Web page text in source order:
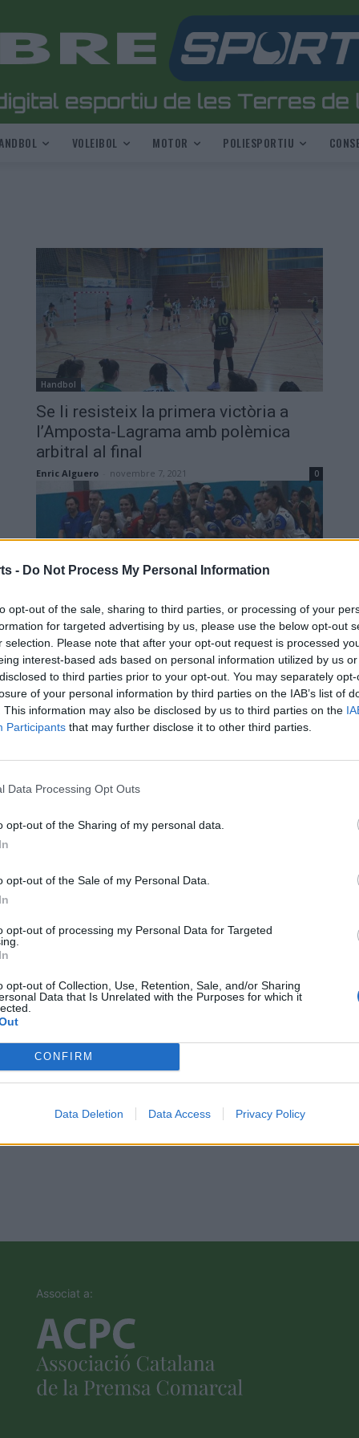
- Do Not Process My Personal Information
opt-out of the sale, sharing to third parties, or processing of your
for targeted advertising by us, please use the below opt-out
selection. Please note that after your opt-out request is processed
interest-based ads based on personal information utilized by us
to third parties prior to your opt-out. You may separately
of your personal information by third parties on the IAB’s list of
This information may also be disclosed by us to third parties on the
Participants that may further disclose it to other third parties.
Data Processing Opt Outs
opt-out of the Sharing of my personal data.
opt-out of the Sale of my Personal Data.
opt-out of processing my Personal Data for Targeted
opt-out of Collection, Use, Retention, Sale, and/or Sharing
Data that Is Unrelated with the Purposes for which it
CONFIRM
Data Deletion Data Access Privacy Policy
VOLEIBOL MOTOR POLIESPORTIU
Handbol
Se li resisteix la primera victòria a
l’Amposta-Lagrama amb polèmica
arbitral al final
Enric Alguero novembre 7, 2021 0
L’Handbol Amposta juga a la pista del
líder invicte Elda Prestigio amb tots
els pronòstics en contra
Enric Alguero - octubre 30, 2021 0
El CH Amposta-Lagrama sense
Associat a: